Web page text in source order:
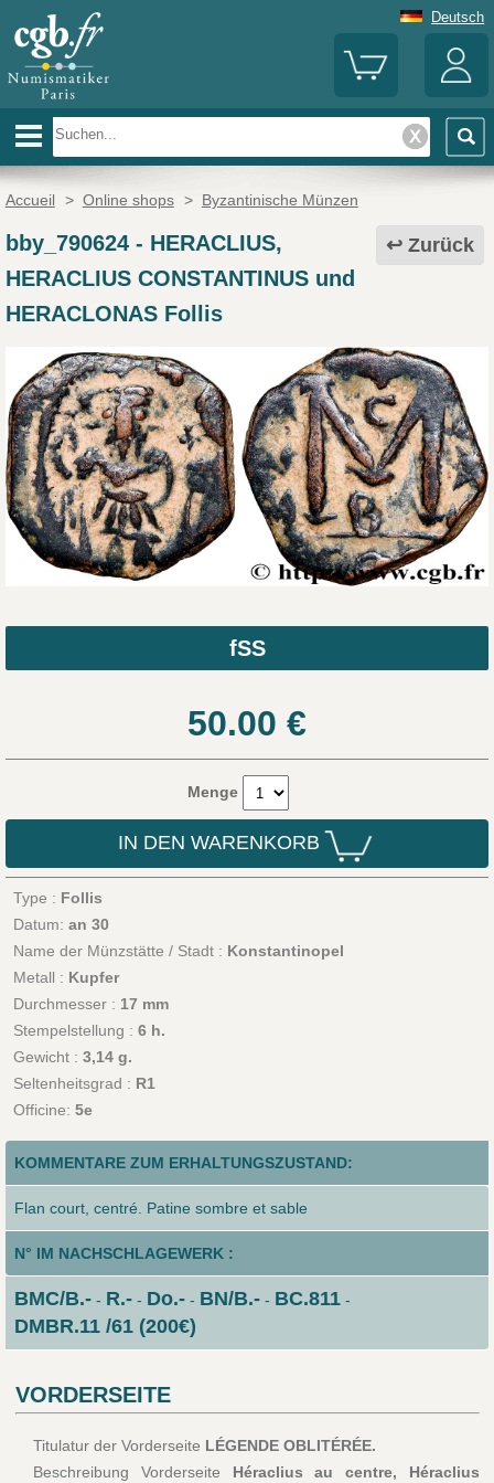
Deutsch
Accueil > Online shops > Byzantinische Münzen
Zurück
bby_790624- HERACLIUS,
HERACLIUS CONSTANTINUS und
HERACLONAS Follis
fSS
50.00 €
Menge
IN DEN WARENKORB
Type : Follis
Datum: an 30
Name der Münzstätte / Stadt : Konstantinopel
Metall : Kupfer
Durchmesser : 17 mm
Stempelstellung : 6 h.
Gewicht : 3,14 g.
Seltenheitsgrad : R1
Officine: 5e
KOMMENTARE ZUM ERHALTUNGSZUSTAND:
Flan court, centré. Patine sombre et sable
N° IM NACHSCHLAGEWERK :
BMC/B.-- R.-- Do.-- BN/B.-- BC.811-
DMBR.11 /61 (200€)
VORDERSEITE
Titulatur der Vorderseite LÉGENDE OBLITÉRÉE.
Beschreibung Vorderseite Héraclius au centre, Héraclius